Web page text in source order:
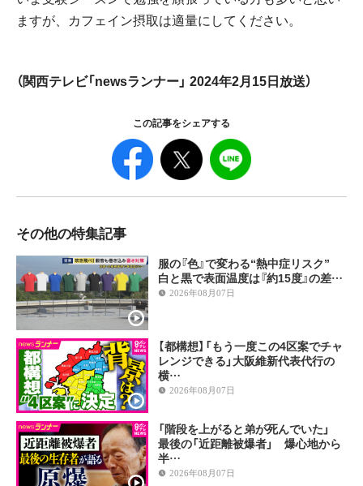
ますが、カフェイン摂取は適量にしてください。
（関西テレビ「newsランナー」 2024年2月15日放送）
この記事をシェアする
その他の特集記事
服の『色』で変わる“熱中症リスク”
白と黒で表面温度は『約15度』の差…
2026年08月07日
【都構想】「もう一度この4区案でチャ
レンジできる」大阪維新代表代行の
横…
2026年08月07日
「階段を上がると弟が死んでいた」
最後の「近距離被爆者」 爆心地から
半…
2026年08月07日